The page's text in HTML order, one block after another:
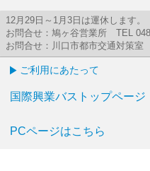
12月29日～1月3日は運休します。
お問合せ：鳩ヶ谷営業所 TEL
お問合せ：川口市都市交通対策
ご利用にあたって
国際興業バストップページ
PCページはこちら